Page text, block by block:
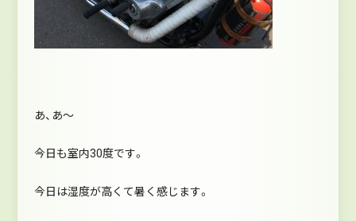
あ、あ～
今日も室内30度です。
今日は湿度が高くて暑く感じます。